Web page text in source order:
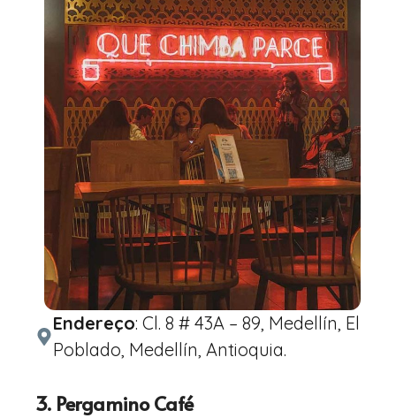
Endereço: Cl. 8 # 43A – 89, Medellín, El
Poblado, Medellín, Antioquia.
3. Pergamino Café